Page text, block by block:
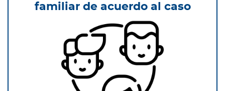
familiar de acuerdo al caso